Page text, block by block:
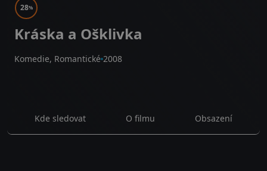
28%
Kráska a Ošklivka
Komedie, Romantické 2008
Kde sledovat O filmu Obsazení